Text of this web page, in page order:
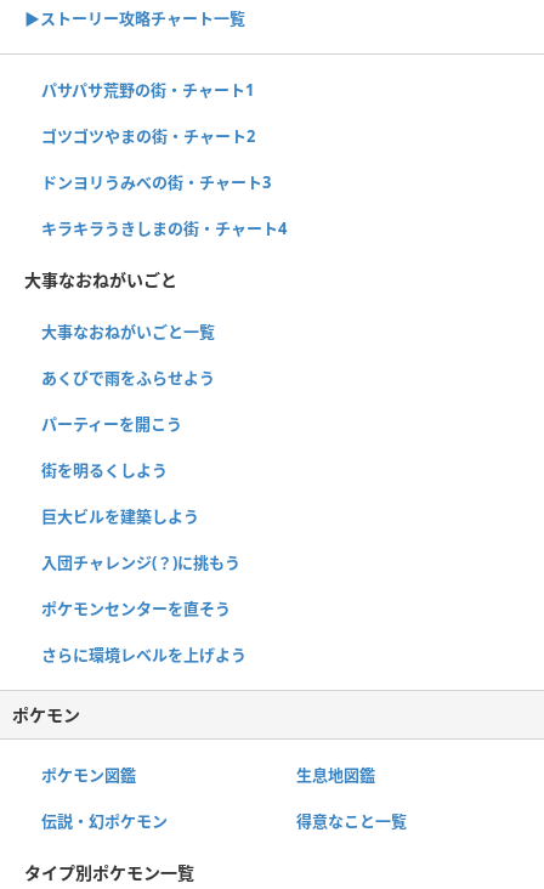
▶ストーリー攻略チャート一覧
パサパサ荒野の街・チャート1
ゴツゴツやまの街・チャート2
ドンヨリうみべの街・チャート3
キラキラうきしまの街・チャート4
大事なおねがいごと
大事なおねがいごと一覧
あくびで雨をふらせよう
パーティーを開こう
街を明るくしよう
巨大ビルを建築しよう
入団チャレンジ(？)に挑もう
ポケモンセンターを直そう
さらに環境レベルを上げよう
ポケモン
ポケモン図鑑 生息地図鑑
伝説・幻ポケモン 得意なこと一覧
タイプ別ポケモン一覧